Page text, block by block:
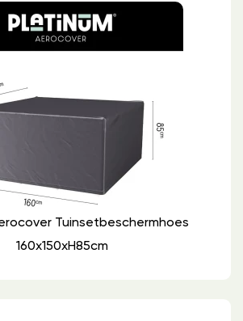
Tuinsetbeschermhoes
160x150xH85cm